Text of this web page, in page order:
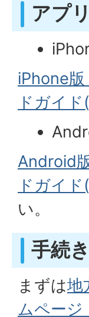
アプ
iPhone
ドガイ
Android
ドガイ
い。
手続
まずは地
ムページ